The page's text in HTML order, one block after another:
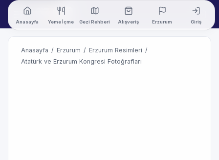
Anasayfa Yeme İçme Gezi Rehberi Alışveriş Erzurum Giriş
Anasayfa / Erzurum / Erzurum Resimleri /
Atatürk ve Erzurum Kongresi Fotoğrafları